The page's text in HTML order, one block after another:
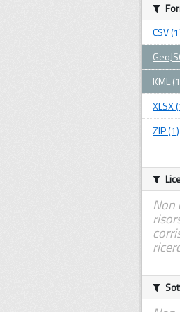
CSV
KML
XLSX
ZIP (1)
Non